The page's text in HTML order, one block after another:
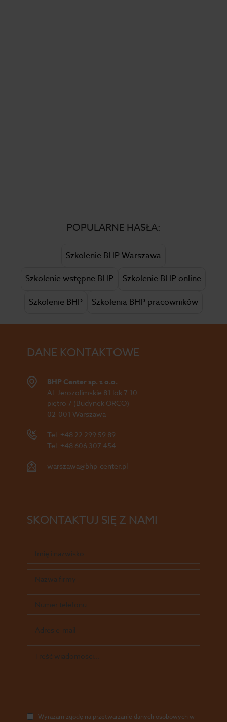
POPULARNE HASŁA:
Szkolenie BHP Warszawa
Szkolenie wstępne BHP
Szkolenie BHP online
Szkolenie BHP
Szkolenia BHP pracowników
DANE KONTAKTOWE
BHP Center sp. z o.o.
Al. Jerozolimskie 81 lok 7.10
piętro 7 (Budynek ORCO)
02-001 Warszawa
Tel. +48 22 299 59 89
Tel. +48 606 307 454
warszawa@bhp-center.pl
SKONTAKTUJ SIĘ Z NAMI
Wyrażam zgodę na przetwarzanie danych osobowych w